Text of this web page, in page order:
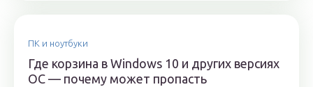
ПК и ноутбуки
Где корзина в Windows 10 и других версиях
ОС — почему может пропасть